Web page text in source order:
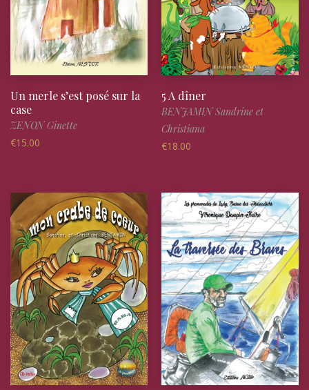
Un merle s’est posé sur la
case
ZENON Ginette
€15.00
5 A dîner
BENJAMIN Sandrine et
Christiana
€18.00